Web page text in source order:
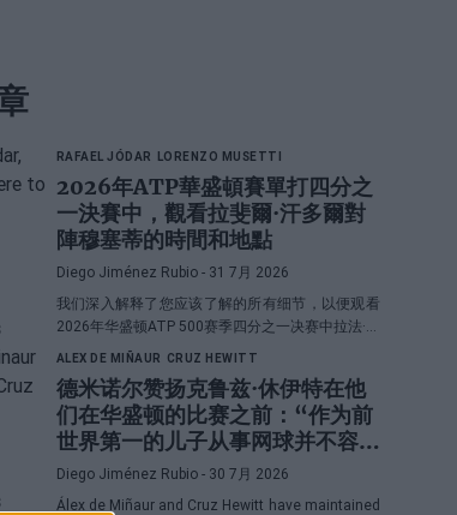
RAFAEL JÓDAR LORENZO MUSETTI
2026年ATP華盛頓賽單打四分之
一決賽中，觀看拉斐爾·汗多爾對
陣穆塞蒂的時間和地點
Diego Jiménez Rubio- 31 7月 2026
我们深入解释了您应该了解的所有细节，以便观看
2026年华盛顿ATP 500赛季四分之一决赛中拉法·霍
达尔和洛伦佐·穆塞蒂之间的直播对决。
ALEX DE MIÑAUR CRUZ HEWITT
德米诺尔赞扬克鲁兹·休伊特在他
们在华盛顿的比赛之前：“作为前
世界第一的儿子从事网球并不容
易”
Diego Jiménez Rubio- 30 7月 2026
Álex de Miñaur and Cruz Hewitt have maintained